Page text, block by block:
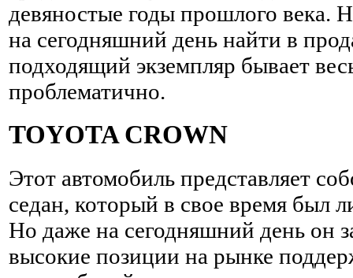
девяностые годы прошлого века.
на сегодняшний день найти в
подходящий экземпляр бывает
проблематично.
TOYOTA CROWN
Этот автомобиль представляет
седан, который в свое время был
Но даже на сегодняшний день он
высокие позиции на рынке